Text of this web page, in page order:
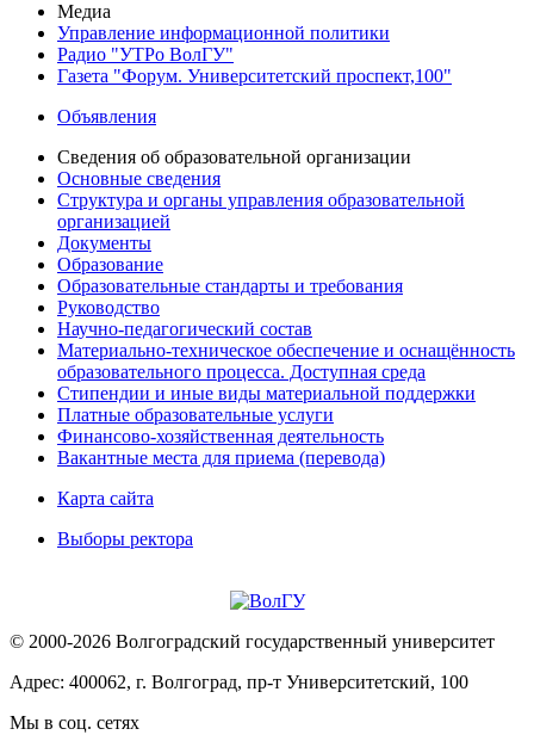
Медиа
Управление информационной политики
Радио "УТРо ВолГУ"
Газета "Форум. Университетский проспект,100"
Объявления
Сведения об образовательной организации
Основные сведения
Структура и органы управления образовательной
организацией
Документы
Образование
Образовательные стандарты и требования
Руководство
Научно-педагогический состав
Материально-техническое обеспечение и оснащённость
образовательного процесса. Доступная среда
Стипендии и иные виды материальной поддержки
Платные образовательные услуги
Финансово-хозяйственная деятельность
Вакантные места для приема (перевода)
Карта сайта
Выборы ректора
© 2000-2026 Волгоградский государственный университет
Адрес: 400062, г. Волгоград, пр-т Университетский, 100
Мы в соц. сетях